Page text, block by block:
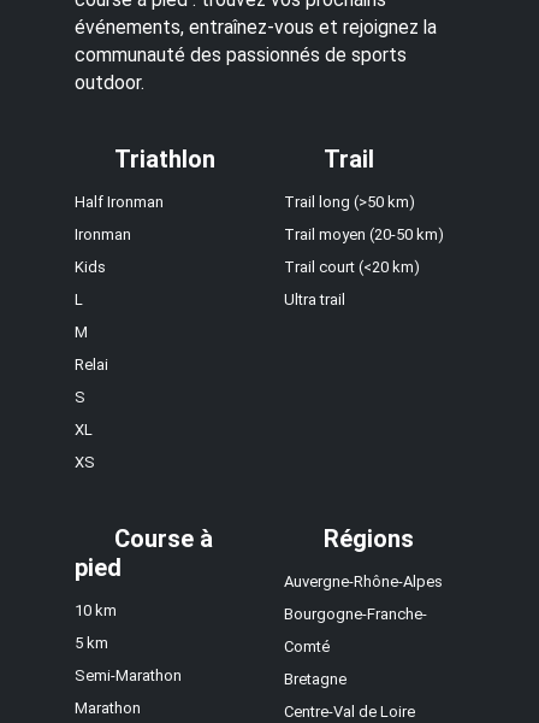
événements, entraînez-vous et rejoignez la
communauté des passionnés de sports
outdoor.
Triathlon
Half Ironman
Ironman
Kids
L
M
Relai
S
XL
XS
Trail
Trail long (>50 km)
Trail moyen (20-50 km)
Trail court (<20 km)
Ultra trail
Course à
pied
10 km
5 km
Semi-Marathon
Marathon
Régions
Auvergne-Rhône-Alpes
Bourgogne-Franche-
Comté
Bretagne
Centre-Val de Loire